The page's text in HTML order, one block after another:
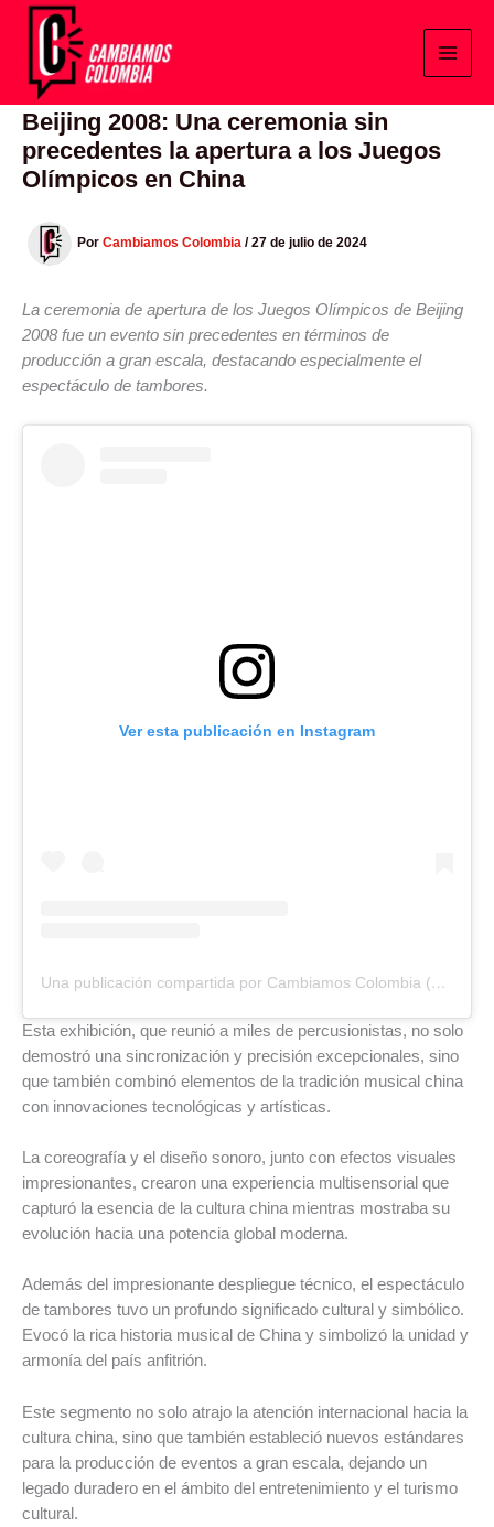
contenido
Beijing 2008: Una ceremonia sin
precedentes la apertura a los Juegos
Olímpicos en China
Por Cambiamos Colombia /27 de julio de 2024
La ceremonia de apertura de los Juegos Olímpicos de Beijing
2008 fue un evento sin precedentes en términos de
producción a gran escala, destacando especialmente el
espectáculo de tambores.
Ver esta publicación en Instagram
Una publicación compartida por Cambiamos Colombia (@cambiamoscolombia)
Esta exhibición, que reunió a miles de percusionistas, no solo
demostró una sincronización y precisión excepcionales, sino
que también combinó elementos de la tradición musical china
con innovaciones tecnológicas y artísticas.
La coreografía y el diseño sonoro, junto con efectos visuales
impresionantes, crearon una experiencia multisensorial que
capturó la esencia de la cultura china mientras mostraba su
evolución hacia una potencia global moderna.
Además del impresionante despliegue técnico, el espectáculo
de tambores tuvo un profundo significado cultural y simbólico.
Evocó la rica historia musical de China y simbolizó la unidad y
armonía del país anfitrión.
Este segmento no solo atrajo la atención internacional hacia la
cultura china, sino que también estableció nuevos estándares
para la producción de eventos a gran escala, dejando un
legado duradero en el ámbito del entretenimiento y el turismo
cultural.